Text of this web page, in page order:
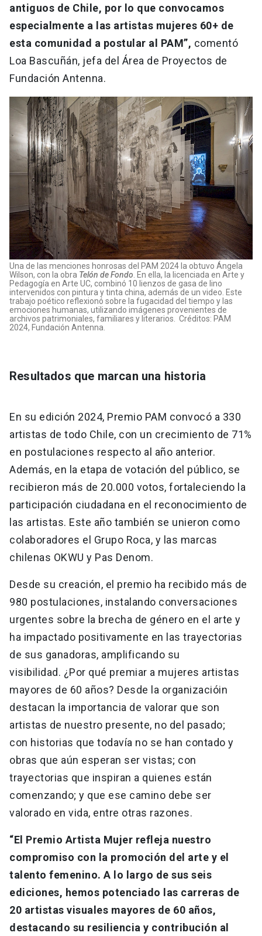
antiguos de Chile, por lo que convocamos
especialmente a las artistas mujeres 60+ de
esta comunidad a postular al PAM”, comentó
Loa Bascuñán, jefa del Área de Proyectos de
Fundación Antenna.
Una de las menciones honrosas del PAM 2024 la obtuvo Ángela
Wilson, con la obra Telón de Fondo . En ella, la licenciada en Arte y
Pedagogía en Arte UC, combinó 10 lienzos de gasa de lino
intervenidos con pintura y tinta china, además de un video. Este
trabajo poético reflexionó sobre la fugacidad del tiempo y las
emociones humanas, utilizando imágenes provenientes de
archivos patrimoniales, familiares y literarios. Créditos: PAM
2024, Fundación Antenna.
Resultados que marcan una historia
En su edición 2024, Premio PAM convocó a 330
artistas de todo Chile, con un crecimiento de 71%
en postulaciones respecto al año anterior.
Además, en la etapa de votación del público, se
recibieron más de 20.000 votos, fortaleciendo la
participación ciudadana en el reconocimiento de
las artistas. Este año también se unieron como
colaboradores el Grupo Roca, y las marcas
chilenas OKWU y Pas Denom.
Desde su creación, el premio ha recibido más de
980 postulaciones, instalando conversaciones
urgentes sobre la brecha de género en el arte y
ha impactado positivamente en las trayectorias
de sus ganadoras, amplificando su
visibilidad. ¿Por qué premiar a mujeres artistas
mayores de 60 años? Desde la organizacióin
destacan la importancia de valorar que son
artistas de nuestro presente, no del pasado;
con historias que todavía no se han contado y
obras que aún esperan ser vistas; con
trayectorias que inspiran a quienes están
comenzando; y que ese camino debe ser
valorado en vida, entre otras razones.
“El Premio Artista Mujer refleja nuestro
compromiso con la promoción del arte y el
talento femenino. A lo largo de sus seis
ediciones, hemos potenciado las carreras de
20 artistas visuales mayores de 60 años,
destacando su resiliencia y contribución al